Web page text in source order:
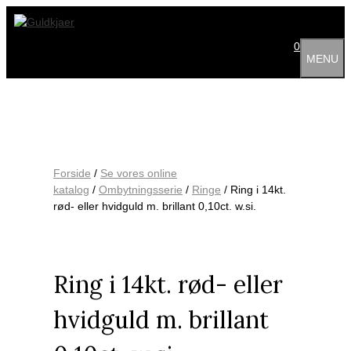
Hop
0
MENU
Forside / Se vores online
katalog / Ombytningsserie / Ringe / Ring i 14kt.
rød- eller hvidguld m. brillant 0,10ct. w.si.
Ring i 14kt. rød- eller
hvidguld m. brillant